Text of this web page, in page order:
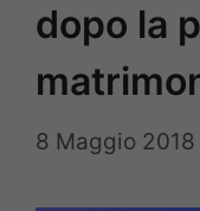
dopo la
8 Maggio 2018